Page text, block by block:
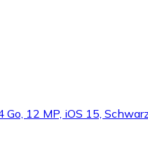
12 MP, iOS 15,